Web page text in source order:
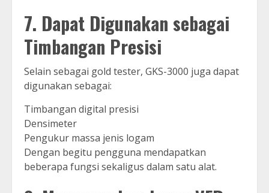
7. Dapat Digunakan sebagai
Timbangan Presisi
Selain sebagai gold tester, GKS-3000 juga dapat
digunakan sebagai:
Timbangan digital presisi
Densimeter
Pengukur massa jenis logam
Dengan begitu pengguna mendapatkan
beberapa fungsi sekaligus dalam satu alat.